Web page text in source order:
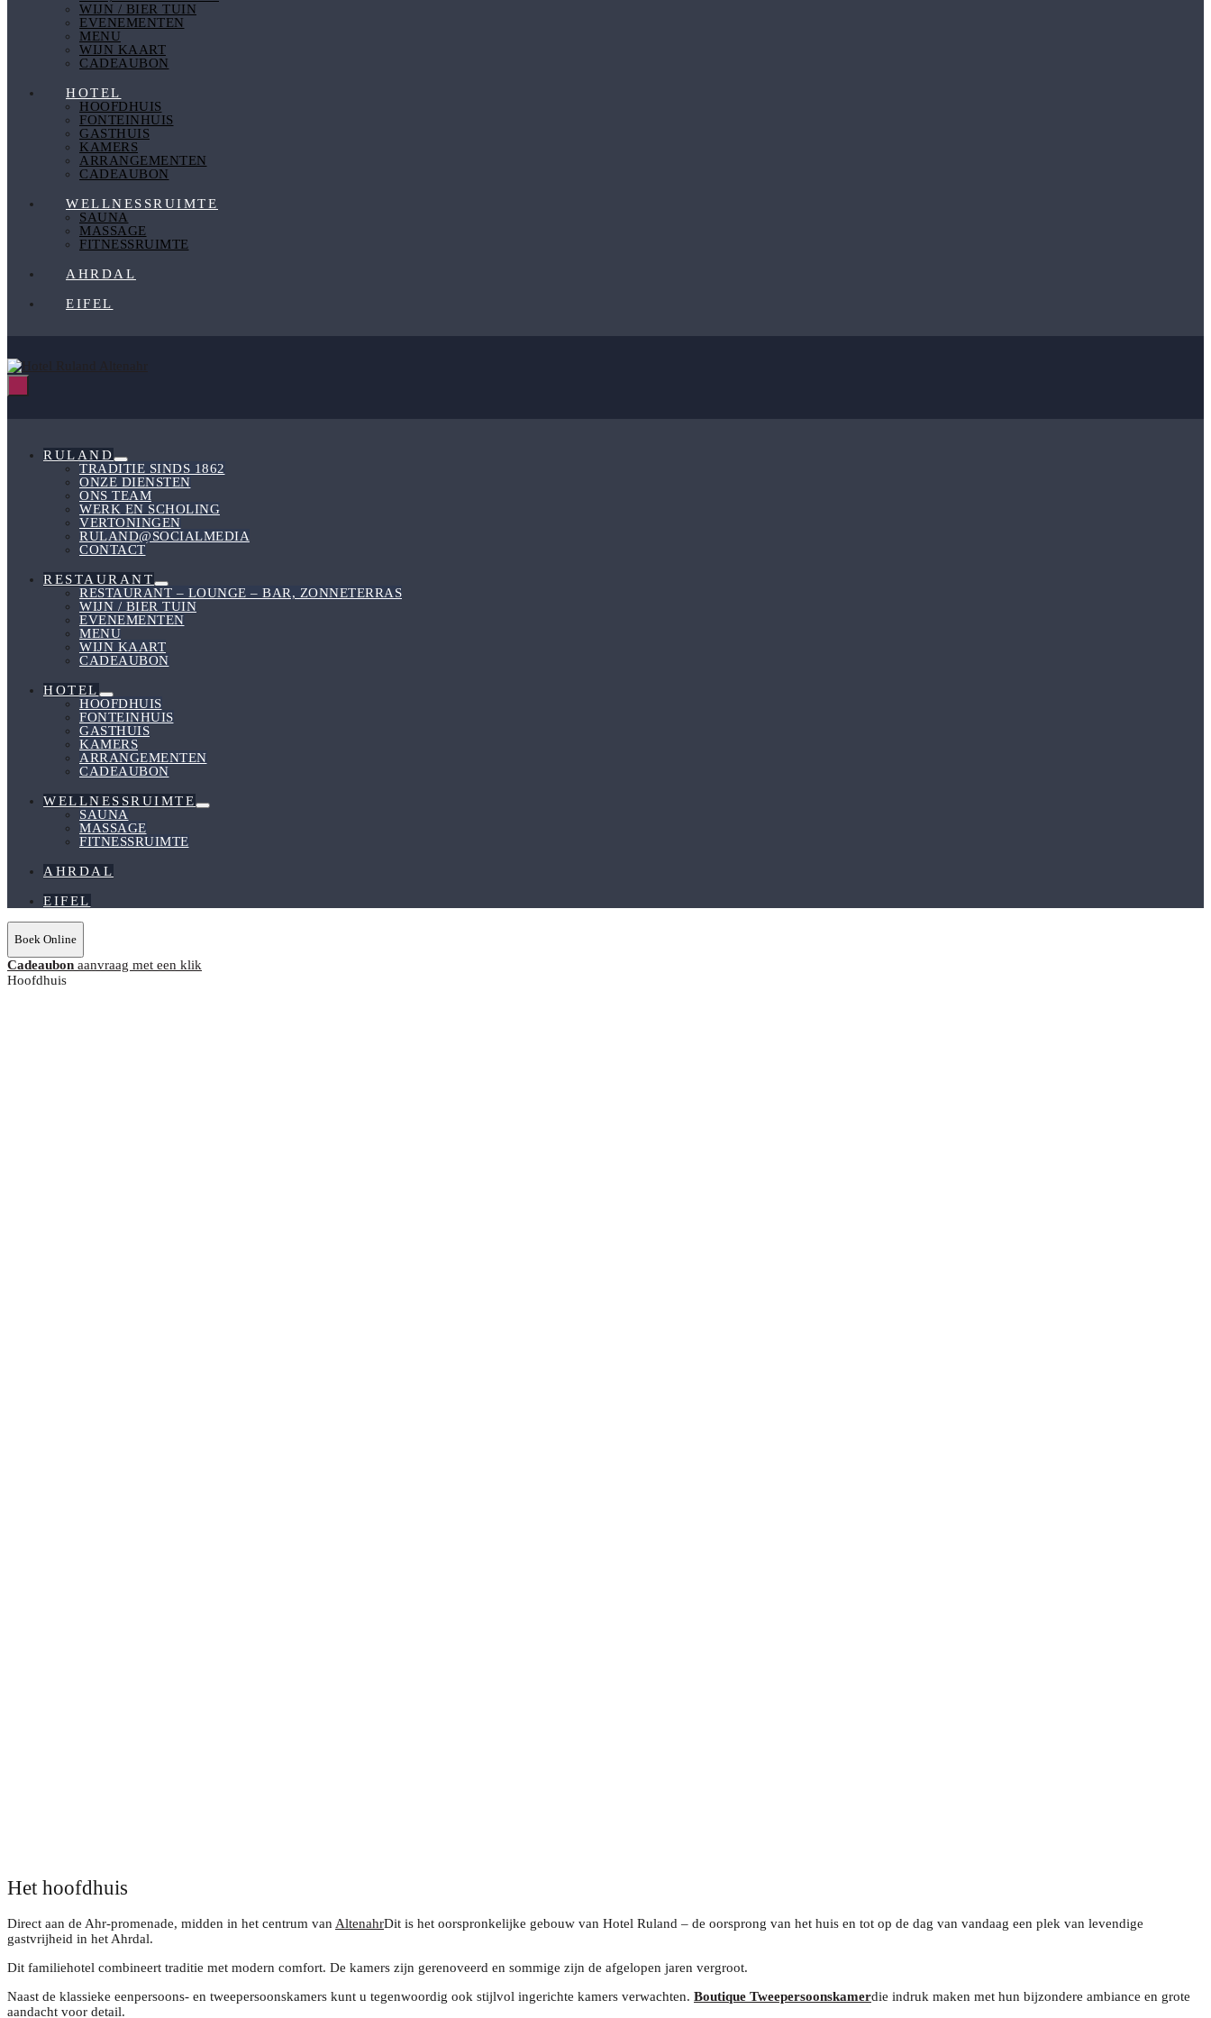
WIJN / BIER TUIN
EVENEMENTEN
MENU
WIJN KAART
CADEAUBON
HOTEL
HOOFDHUIS
FONTEINHUIS
GASTHUIS
KAMERS
ARRANGEMENTEN
CADEAUBON
WELLNESSRUIMTE
SAUNA
MASSAGE
FITNESSRUIMTE
AHRDAL
EIFEL
Menu
Schakelen
RULAND
Menu
Schakelen
TRADITIE SINDS 1862
ONZE DIENSTEN
ONS TEAM
WERK EN SCHOLING
VERTONINGEN
RULAND@SOCIALMEDIA
CONTACT
RESTAURANT
Menu
Schakelen
RESTAURANT – LOUNGE – BAR, ZONNETERRAS
WIJN / BIER TUIN
EVENEMENTEN
MENU
WIJN KAART
CADEAUBON
HOTEL
Menu
Schakelen
HOOFDHUIS
FONTEINHUIS
GASTHUIS
KAMERS
ARRANGEMENTEN
CADEAUBON
WELLNESSRUIMTE
Menu
SAUNA
MASSAGE
FITNESSRUIMTE
AHRDAL
EIFEL
Boek Online
Cadeaubon aanvraag met een klik
Hoofdhuis
Het hoofdhuis
Direct aan de Ahr-promenade, midden in het centrum van AltenahrDit is het oorspronkelijke gebouw van Hotel Ruland – de oorsprong van het huis en tot op de dag van vandaag een plek van levendige
gastvrijheid in het Ahrdal.
Dit familiehotel combineert traditie met modern comfort. De kamers zijn gerenoveerd en sommige zijn de afgelopen jaren vergroot.
Naast de klassieke eenpersoons- en tweepersoonskamers kunt u tegenwoordig ook stijlvol ingerichte kamers verwachten. Boutique Tweepersoonskamerdie indruk maken met hun bijzondere ambiance en grote
aandacht voor detail.